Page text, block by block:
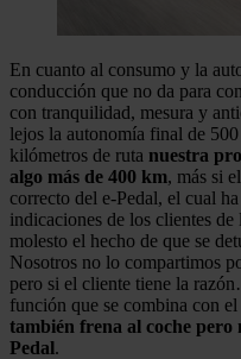
En cuanto al consumo y la
conducción que no da para
con tranquilidad, mesura y
lejos la autonomía final de
kilómetros de ruta nuestra
algo más de 400 km, más si
correcto del e-Pedal, el cual
indicaciones de los clientes
molesto el hecho de que se
Nosotros no lo compartimos
pero si el cliente tiene la
función que se combina con el
también frena al coche pero
Pedal.